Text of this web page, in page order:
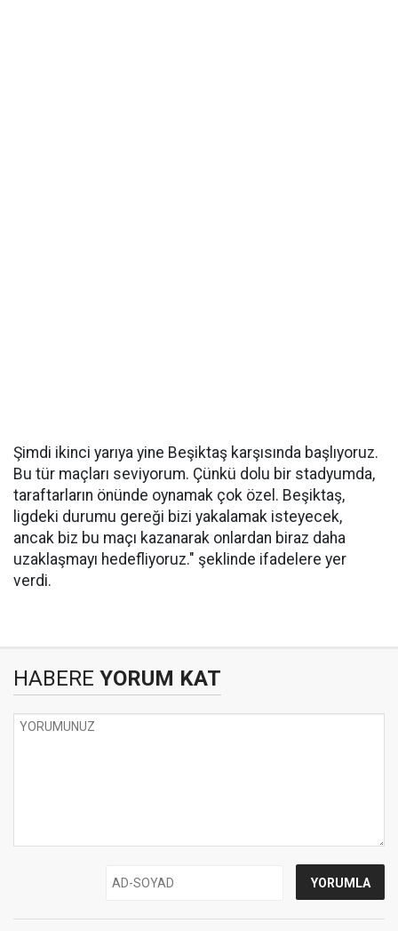
Şimdi ikinci yarıya yine Beşiktaş karşısında başlıyoruz.
Bu tür maçları seviyorum. Çünkü dolu bir stadyumda,
taraftarların önünde oynamak çok özel. Beşiktaş,
ligdeki durumu gereği bizi yakalamak isteyecek,
ancak biz bu maçı kazanarak onlardan biraz daha
uzaklaşmayı hedefliyoruz." şeklinde ifadelere yer
verdi.
HABERE YORUM KAT